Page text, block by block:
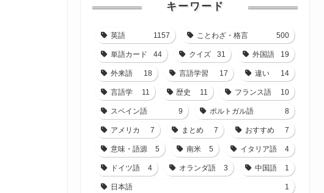
キーワード
英語 1157 ことわざ・格言 500
単語カード 44 クイズ 31 外国語 19
外来語 18 言語学習 17 違い 14
言語学 11 歴史 11 フランス語 10
スペイン語 9 ポルトガル語 8
アメリカ 7 まとめ 7 おすすめ 7
意味・語源 5 南米 5 イタリア語 4
ドイツ語 4 オランダ語 3 中国語 1
日本語 1